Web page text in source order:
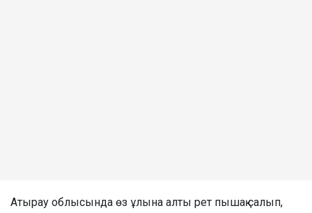
Атырау облысында өз ұлына алты рет пышақ салып,